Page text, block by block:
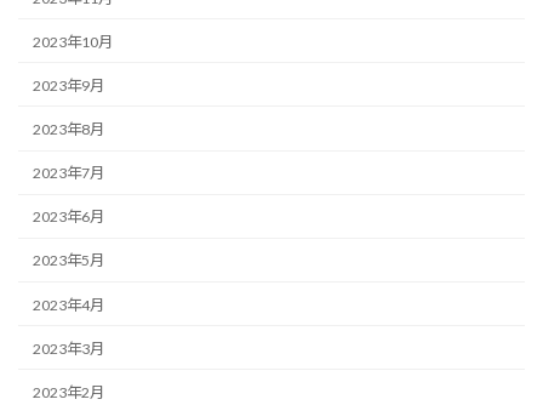
2023年10月
2023年9月
2023年8月
2023年7月
2023年6月
2023年5月
2023年4月
2023年3月
2023年2月